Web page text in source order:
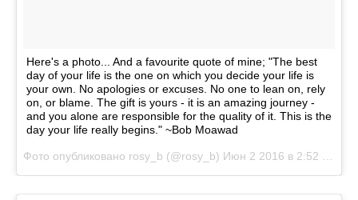
Here's a photo... And a favourite quote of mine; "The best
day of your life is the one on which you decide your life is
your own. No apologies or excuses. No one to lean on, rely
on, or blame. The gift is yours - it is an amazing journey -
and you alone are responsible for the quality of it. This is the
day your life really begins." ~Bob Moawad
Фото опубликовано rosy_b (@rosy_b) Июн 2 2016 в 2:52 PDT